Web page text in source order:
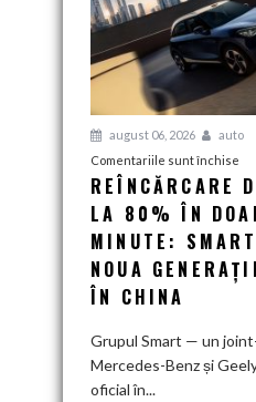
august 06, 2026
auto
Comentariile sunt închise
de
la
la
REÎNCĂRCARE
LA 80% ÎN
MINUTE:
NOUA
ÎN CHINA
Grupul Smart — un
Mercedes-Benz și
oficial în...